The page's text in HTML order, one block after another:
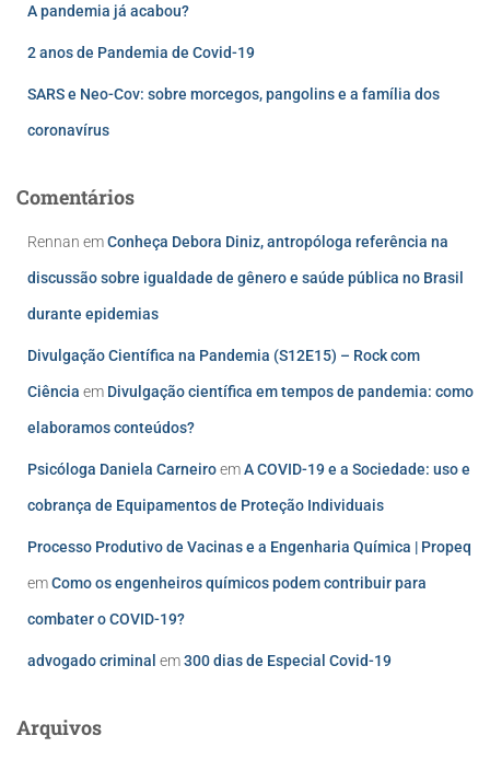
A pandemia já acabou?
2 anos de Pandemia de Covid-19
SARS e Neo-Cov: sobre morcegos, pangolins e a família dos
coronavírus
Comentários
Rennan emConheça Debora Diniz, antropóloga referência na
discussão sobre igualdade de gênero e saúde pública no Brasil
durante epidemias
Divulgação Científica na Pandemia (S12E15) – Rock com
Ciência em Divulgação científica em tempos de pandemia: como
elaboramos conteúdos?
Psicóloga Daniela CarneiroemA COVID-19 e a Sociedade: uso e
cobrança de Equipamentos de Proteção Individuais
Processo Produtivo de Vacinas e a Engenharia Química | Propeq
emComo os engenheiros químicos podem contribuir para
combater o COVID-19?
advogado criminal em300 dias de Especial Covid-19
Arquivos